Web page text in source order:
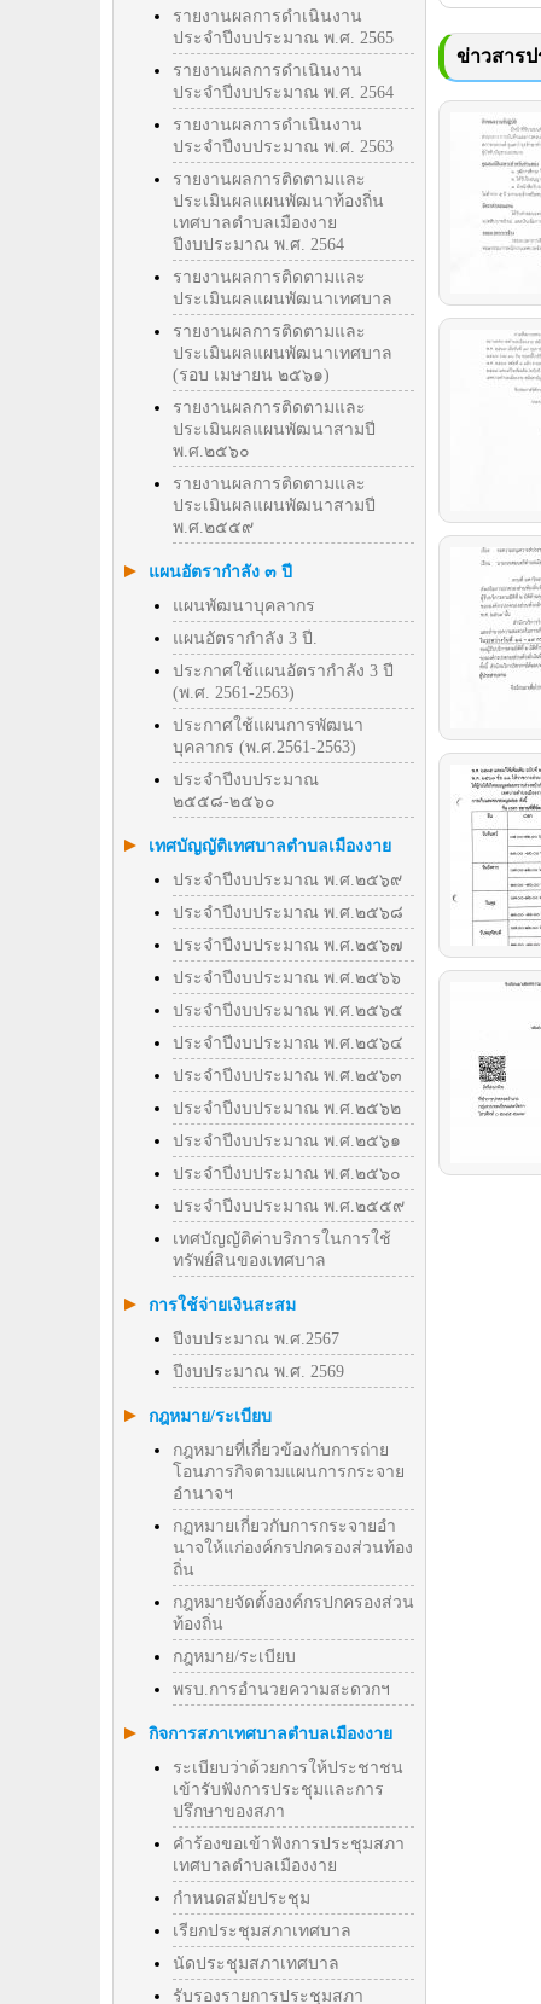
รายงานผลการดำเนินงาน
ประจำปีงบประมาณ พ.ศ. 2565
รายงานผลการดำเนินงาน
ประจำปีงบประมาณ พ.ศ. 2564
รายงานผลการดำเนินงาน
ประจำปีงบประมาณ พ.ศ. 2563
รายงานผลการติดตามและ
ประเมินผลแผนพัฒนาท้องถิ่น
เทศบาลตำบลเมืองงาย
ปีงบประมาณ พ.ศ. 2564
รายงานผลการติดตามและ
ประเมินผลแผนพัฒนาเทศบาล
รายงานผลการติดตามและ
ประเมินผลแผนพัฒนาเทศบาล
(รอบ เมษายน ๒๕๖๑)
รายงานผลการติดตามและ
ประเมินผลแผนพัฒนาสามปี
พ.ศ.๒๕๖๐
รายงานผลการติดตามและ
ประเมินผลแผนพัฒนาสามปี
พ.ศ.๒๕๕๙
แผนอัตรากำลัง ๓ ปี
แผนพัฒนาบุคลากร
แผนอัตรากำลัง 3 ปี.
ประกาศใช้แผนอัตรากำลัง 3 ปี
(พ.ศ. 2561-2563)
ประกาศใช้แผนการพัฒนา
บุคลากร (พ.ศ.2561-2563)
ประจำปีงบประมาณ
๒๕๕๘-๒๕๖๐
เทศบัญญัติเทศบาลตำบลเมืองงาย
ประจำปีงบประมาณ พ.ศ.๒๕๖๙
ประจำปีงบประมาณ พ.ศ.๒๕๖๘
ประจำปีงบประมาณ พ.ศ.๒๕๖๗
ประจำปีงบประมาณ พ.ศ.๒๕๖๖
ประจำปีงบประมาณ พ.ศ.๒๕๖๕
ประจำปีงบประมาณ พ.ศ.๒๕๖๔
ประจำปีงบประมาณ พ.ศ.๒๕๖๓
ประจำปีงบประมาณ พ.ศ.๒๕๖๒
ประจำปีงบประมาณ พ.ศ.๒๕๖๑
ประจำปีงบประมาณ พ.ศ.๒๕๖๐
ประจำปีงบประมาณ พ.ศ.๒๕๕๙
เทศบัญญัติค่าบริการในการใช้
ทรัพย์สินของเทศบาล
การใช้จ่ายเงินสะสม
ปีงบประมาณ พ.ศ.2567
ปีงบประมาณ พ.ศ. 2569
กฎหมาย/ระเบียบ
กฎหมายที่เกี่ยวข้องกับการถ่าย
โอนภารกิจตามแผนการกระจาย
อำนาจฯ
กฏหมายเกี่ยวกับการกระจายอำ
นาจให้แก่องค์กรปกครองส่วนท้อง
ถิ่น
กฎหมายจัดตั้งองค์กรปกครองส่วน
ท้องถิ่น
กฎหมาย/ระเบียบ
พรบ.การอำนวยความสะดวกฯ
กิจการสภาเทศบาลตำบลเมืองงาย
ระเบียบว่าด้วยการให้ประชาชน
เข้ารับฟังการประชุมและการ
ปรึกษาของสภา
คำร้องขอเข้าฟังการประชุมสภา
เทศบาลตำบลเมืองงาย
กำหนดสมัยประชุม
เรียกประชุมสภาเทศบาล
นัดประชุมสภาเทศบาล
รับรองรายการประชุมสภา
ข่าวสาร